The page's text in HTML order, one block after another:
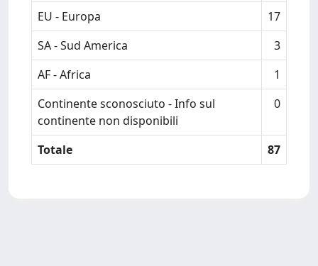
EU - Europa
17
SA - Sud America
3
AF - Africa
1
Continente sconosciuto - Info sul
continente non disponibili
0
Totale 87